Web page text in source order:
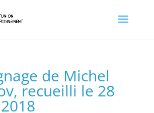
de Michel
recueilli le 28